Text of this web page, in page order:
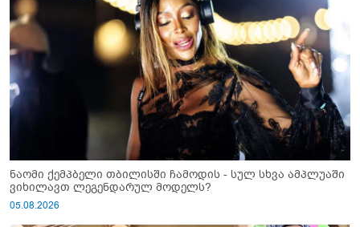
ნაომი ქემპბელი თბილისში ჩამოდის - სულ სხვა ამპლუაში
ვიხილავთ ლეგენდარულ მოდელს?
05.08.2026